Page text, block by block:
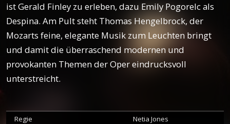
ist Gerald Finley zu erleben, dazu Emily Pogorelc als
Despina. Am Pult steht Thomas Hengelbrock, der
Mozarts feine, elegante Musik zum Leuchten bringt
und damit die überraschend modernen und
provokanten Themen der Oper eindrucksvoll
unterstreicht.
Regie
Netia Jones